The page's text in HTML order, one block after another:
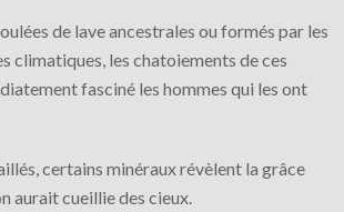
de lave ancestrales ou formés par les
climatiques, les chatoiements de ces
fasciné les hommes qui les ont
certains minéraux révèlent la grâce
aurait cueillie des cieux.